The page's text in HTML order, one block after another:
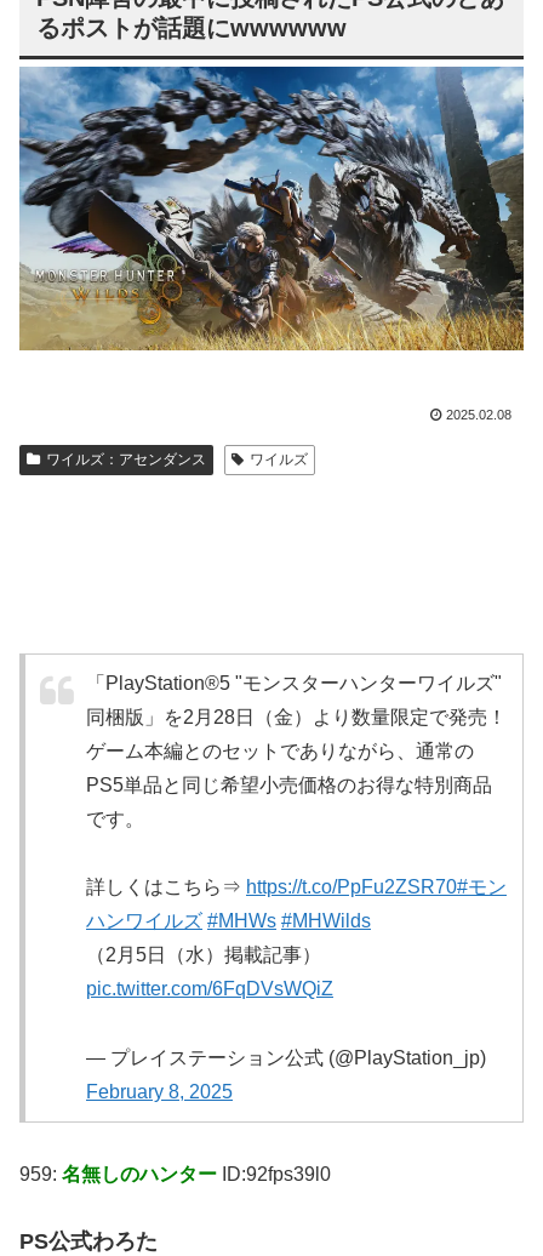
るポストが話題にwwwwww
2025.02.08
ワイルズ：アセンダンス ワイルズ
「PlayStation®5 "モンスターハンターワイルズ"
同梱版」を2月28日（金）より数量限定で発売！
ゲーム本編とのセットでありながら、通常の
PS5単品と同じ希望小売価格のお得な特別商品
です。
詳しくはこちら⇒ https://t.co/PpFu2ZSR70#モン
ハンワイルズ #MHWs #MHWilds
（2月5日（水）掲載記事）
pic.twitter.com/6FqDVsWQiZ
— プレイステーション公式 (@PlayStation_jp)
February 8, 2025
959: 名無しのハンター ID:92fps39l0
PS公式わろた